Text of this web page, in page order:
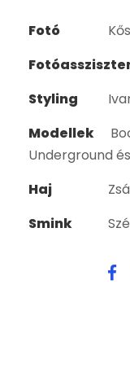
Fotó
Styling
Modellek
Underground
Haj
Smink